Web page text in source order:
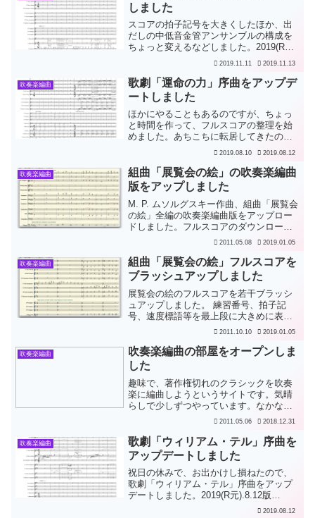
しました
スコアの拍子記号を大きくしたほか、出
だしの中低音金管アンサンブルの構成を
ちょっと変えるなどしました。2019(R
元).11.11版（v4）フルスコアの拍子記号
アムの音をトロンボーン3に移し、ホルン
1の...
2019.11.11 2019.11.13
吹奏楽編曲
歌劇「運命の力」序曲をアップデ
ートしました
ほかにやることもあるのですが、ちょっ
と時間を作って、フルスコアの整理を始
めました。あちこちに転居してきたので
著作権表示の住所地が以前のままになっ
て、サイトURLを入れています。また、
拍子記号を大きくし...
2019.08.10 2019.08.12
吹奏楽編曲
組曲「展覧会の絵」の吹奏楽編曲
版をアップしました
M. P. ムソルグスキー作曲、組曲「展覧会
の絵」全編の吹奏楽編曲版をアップロー
ドしました。フルスコアのダウンロード
が可能です。この曲は、ムソルグスキー
したスターソフに献呈したもので、ハル
トマンの絵に寄せ...
2011.05.08 2019.01.05
吹奏楽編曲
組曲「展覧会の絵」フルスコアを
ブラッシュアップしました
展覧会の絵のフルスコアを若干ブラッシ
ュアップしました。 練習番号、拍子記
号、速度標語等を最上段に大きめに表示
するようにしました。 音の誤りが数か所
ス・クラリネット（オプション）を加え
ました。
2011.10.10 2019.01.05
吹奏楽編曲
吹奏楽編曲の部屋をオープンしま
した
趣味で、著作権切れのクラシックを吹奏
楽に編曲しようというサイトです。気晴
らしで少しずつやっています。なかなか
進みませんが、温かく見守ってくださ
2011.05.06 2018.12.31
吹奏楽編曲
歌劇「ウィリアム・テル」序曲を
アップデートしました
祝日の休みで、お出かけし損ねたので、
歌劇「ウィリアム・テル」序曲をアップ
デートしました。2019(R元).8.12版
（v6）フルスコアの拍子番号を大きくし
2019.08.12